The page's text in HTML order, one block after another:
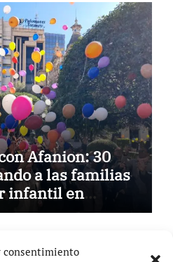
consentimiento
Afanion: 30
a las familias
infantil en